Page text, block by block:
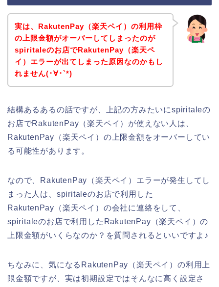
実は、RakutenPay（楽天ペイ）の利用枠
の上限金額がオーバーしてしまったのが
spiritaleのお店でRakutenPay（楽天ペ
イ）エラーが出てしまった原因なのかもし
れません(･∀･`*)
結構あるあるの話ですが、上記の方みたいにspiritaleの
お店でRakutenPay（楽天ペイ）が使えない人は、
RakutenPay（楽天ペイ）の上限金額をオーバーしてい
る可能性があります。
なので、RakutenPay（楽天ペイ）エラーが発生してし
まった人は、spiritaleのお店で利用した
RakutenPay（楽天ペイ）の会社に連絡をして、
spiritaleのお店で利用したRakutenPay（楽天ペイ）の
上限金額がいくらなのか？を質問されるといいですよ♪
ちなみに、気になるRakutenPay（楽天ペイ）の利用上
限金額ですが、実は初期設定ではそんなに高く設定さ